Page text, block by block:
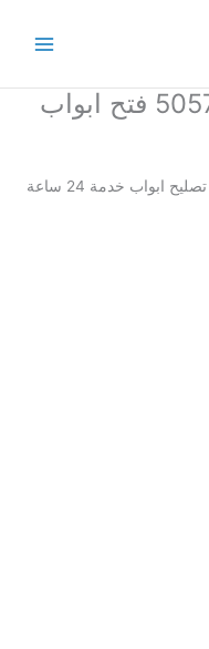
فتح اقفال لابواب 50572089 فتح ابواب
ابواب خدمة 24 ساعة